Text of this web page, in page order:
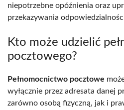
niepotrzebne opóźnienia oraz
przekazywania
Kto może udzielić
pocztowego?
Pełnomocnictwo pocztowe
wyłącznie przez adresata danej
zarówno osobą fizyczną, jak i